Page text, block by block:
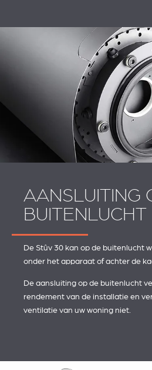
AANSLUITING
BUITENLUCHT
De Stûv 30 kan op de buitenlucht
onder het apparaat of achter de
De aansluiting op de buitenlucht
rendement van de installatie en
ventilatie van uw woning niet.